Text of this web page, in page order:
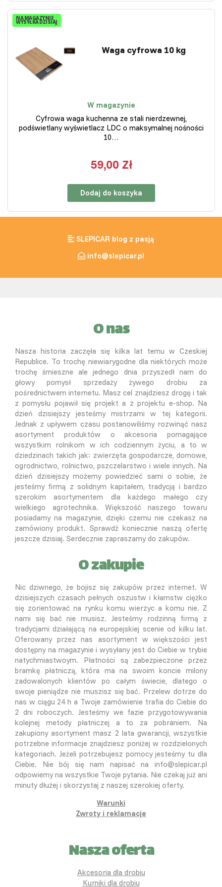
NA MAGAZYNIE
WYSYŁKA DZISIAJ
Waga cyfrowa 10 kg
W magazynie
Cyfrowa waga kuchenna ze stali nierdzewnej,
podświetlany wyświetlacz LDC o maksymalnej nośności
10…
59,00 Zł
Dodaj do koszyka
SLEPICAR blog z pasją
info@slepicar.pl
O nas
Nasza historia zaczęła się kilka lat temu w Czeskiej
Republice. To trochę niewiarygodne dla niektórych może
trochę śmieszne ale jednego dnia przyszedł nam do
głowy pomysł sprzedaży żywego drobiu za
pośrednictwem internetu. Masz cel znajdziesz drogę i tak
z pomysłu pojawił się projekt a z projektu e-shop. Na
dzień dzisiejszy jesteśmy mistrzami w tej kategorii.
Jednak z upływem czasu postanowiliśmy rozwinąć nasz
asortyment produktów o akcesoria pomagające
wszystkim rolnikom w ich codziennym życiu, a to w
dziedzinach takich jak: zwierzęta gospodarcze, domowe,
ogrodnictwo, rolnictwo, pszczelarstwo i wiele innych. Na
dzień dzisiejszy możemy powiedzieć sami o sobie, że
jesteśmy firmą z solidnym kapitałem, tradycją i bardzo
szerokim asortymentem dla każdego małego czy
wielkiego agrotechnika. Większość naszego towaru
posiadamy na magazynie, dzięki czemu nie czekasz na
zamówiony produkt. Sprawdź koniecznie naszą ofertę
jeszcze dzisiaj. Serdecznie zapraszamy do zakupów.
O zakupie
Nic dziwnego, że bojisz się zakupów przez internet. W
dzisiejszych czasach pełnych oszustw i kłamstw ciężko
się zorientować na rynku komu wierzyc a komu nie. Z
nami się bać nie musisz. Jesteśmy rodzinną firmą z
tradycjami działającą na europejskiej scenie od kilku lat.
Oferowany przez nas asortyment w większości jest
dostępny na magazynie i wysyłany jest do Ciebie w trybie
natychmiastwoym. Płatności są zabezpieczone przez
bramkę płatniczą, która ma na swoim koncie milony
zadowalonych klientów po całym świecie, dlatego o
swoje pieniądze nie muszisz się bać. Przelew dotrze do
nas w ciągu 24 h a Twoje zamówienie trafia do Ciebie do
2 dni roboczych. Jesteśmy we fazie przygotowywania
kolejnej metody płatniczej a to za pobraniem. Na
zakupiony asortyment masz 2 lata gwarancji, wszystkie
potrzebne informacje znajdziesz poniżej w rozdzielonych
kategoriach. Jeżeli potrzebujesz pomocy jesteśmy tu dla
Ciebie. Nie bój się nam napisać na info@slepicar.pl
odpowiemy na wszystkie Twoje pytania. Nie czekaj już ani
minuty dłużej i skorzystaj z naszej szerokiej oferty.
Warunki
Zwroty i reklamacje
Nasza oferta
Akcesoria dla drobiu
Kurniki dla drobiu